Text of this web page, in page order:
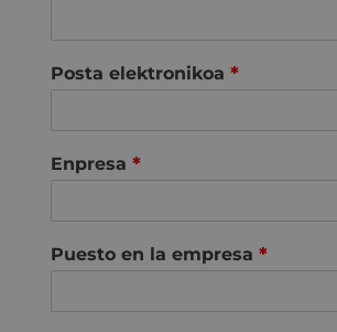
Posta elektronikoa *
Enpresa *
Puesto en la empresa *